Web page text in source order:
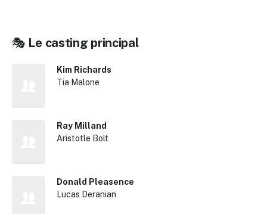
🎭 Le casting principal
Kim Richards
Tia Malone
Ray Milland
Aristotle Bolt
Donald Pleasence
Lucas Deranian